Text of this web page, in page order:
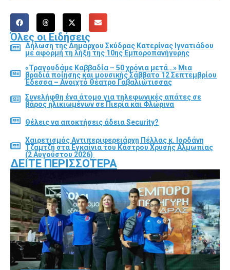
Όλες οι Ειδήσεις
Δήλωση της Δημάρχου Σκύδρας Κατερίνας Ιγνατιάδου
με αφορμή τη λήξη της 10ης Εμποροπανήγυρης
«Τραγουδάμε Καββαδία – 50 χρόνια μετά…» Μια
βραδιά ποίησης και μουσικής Σάββατο 12 Σεπτεμβρίου
Έδεσσα – Ανοιχτό Θέατρο Γαβαλιώτισσας
Συνελήφθη ένα άτομο για τηλεφωνικές απάτες σε
βάρος ηλικιωμένων σε Πιερία και Φλώρινα
Θέλεις να αποκτήσεις άδεια Security?
Χαιρετισμός Αντιπεριφερειάρχη Πέλλας κ. Ιορδάνη
Τζαμτζή στα Εγκαίνια του Κάστρου Χρυσής Αλμωπίας
(2 Αυγούστου 2026)
ΔΕΊΤΕ ΠΕΡΙΣΣΌΤΕΡΑ